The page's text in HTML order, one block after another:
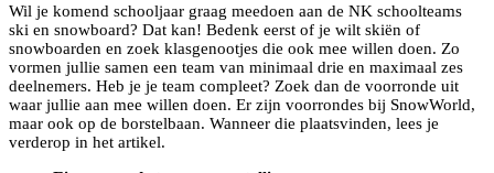
Wil je komend schooljaar graag meedoen aan de NK schoolteams
ski en snowboard? Dat kan! Bedenk eerst of je wilt skiën of
snowboarden en zoek klasgenootjes die ook mee willen doen. Zo
vormen jullie samen een team van minimaal drie en maximaal zes
deelnemers. Heb je je team compleet? Zoek dan de voorronde uit
waar jullie aan mee willen doen. Er zijn voorrondes bij SnowWorld,
maar ook op de borstelbaan. Wanneer die plaatsvinden, lees je
verderop in het artikel.